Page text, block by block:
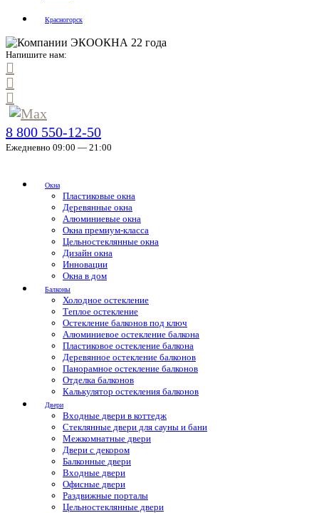
Красногорск
Напишите нам:
8 800 550-12-50
Ежедневно 09:00 — 21:00
Окна
Пластиковые окна
Деревянные окна
Алюминиевые окна
Окна премиум-класса
Цельностеклянные окна
Дизайн окна
Инновации
Окна в дом
Балконы
Холодное остекление
Теплое остекление
Остекление балконов под ключ
Алюминиевое остекление балкона
Пластиковое остекление балкона
Деревянное остекление балконов
Панорамное остекление балконов
Отделка балконов
Калькулятор остекления балконов
Двери
Входные двери в коттедж
Стеклянные двери для сауны и бани
Межкомнатные двери
Двери с декором
Балконные двери
Входные двери
Офисные двери
Раздвижные порталы
Цельностеклянные двери